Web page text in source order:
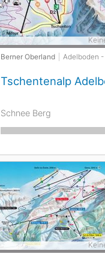
Berner Oberland Adelboden
Tschentenalp
Schnee Berg